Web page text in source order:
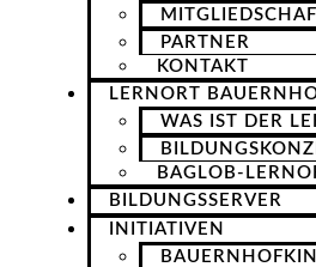
PARTNER
KONTAKT
LERNORT
WAS IST DER
BAGLOB-
BILDUNGSSERVER
INITIATIVEN